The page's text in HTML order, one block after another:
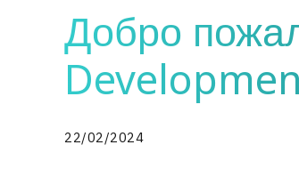
Добро
22/02/2024